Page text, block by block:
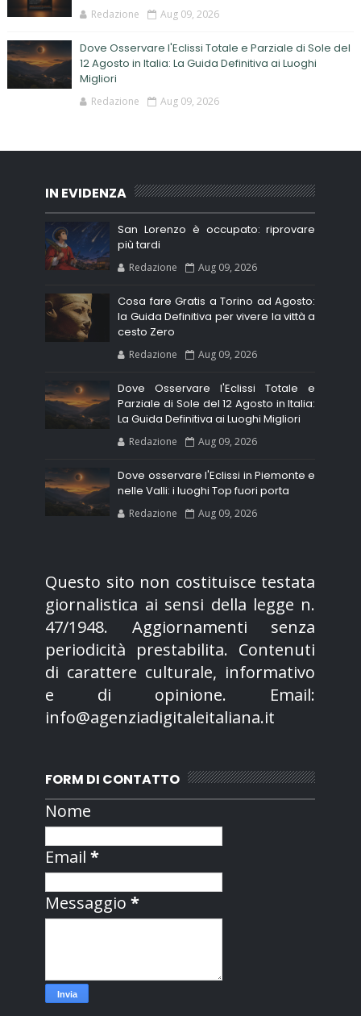
Redazione Aug 09, 2026
Dove Osservare l'Eclissi Totale e Parziale di Sole del
12 Agosto in Italia: La Guida Definitiva ai Luoghi
Migliori
Redazione Aug 09, 2026
IN EVIDENZA
San Lorenzo è occupato: riprovare
più tardi
Redazione Aug 09, 2026
Cosa fare Gratis a Torino ad Agosto:
la Guida Definitiva per vivere la vittà a
cesto Zero
Redazione Aug 09, 2026
Dove Osservare l'Eclissi Totale e
Parziale di Sole del 12 Agosto in Italia:
La Guida Definitiva ai Luoghi Migliori
Redazione Aug 09, 2026
Dove osservare l'Eclissi in Piemonte e
nelle Valli: i luoghi Top fuori porta
Redazione Aug 09, 2026
Questo sito non costituisce testata
giornalistica ai sensi della legge n.
47/1948. Aggiornamenti senza
periodicità prestabilita. Contenuti
di carattere culturale, informativo
e di opinione. Email:
info@agenziadigitaleitaliana.it
FORM DI CONTATTO
Nome
Email*
Messaggio*